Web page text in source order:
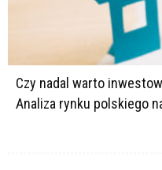
Czy nadal warto
Analiza rynku polskiego